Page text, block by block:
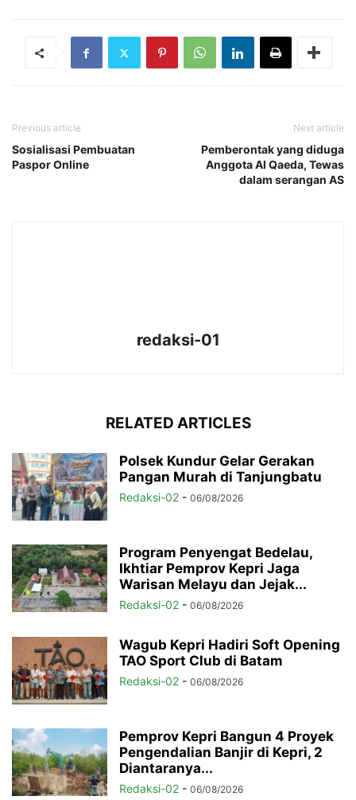
Previous article
Sosialisasi Pembuatan
Paspor Online
Next article
Pemberontak yang diduga
Anggota Al Qaeda, Tewas
dalam serangan AS
redaksi-01
RELATED ARTICLES
Polsek Kundur Gelar Gerakan
Pangan Murah di Tanjungbatu
Redaksi-02 - 06/08/2026
Program Penyengat Bedelau,
Ikhtiar Pemprov Kepri Jaga
Warisan Melayu dan Jejak...
Redaksi-02 - 06/08/2026
Wagub Kepri Hadiri Soft Opening
TAO Sport Club di Batam
Redaksi-02 - 06/08/2026
Pemprov Kepri Bangun 4 Proyek
Pengendalian Banjir di Kepri, 2
Diantaranya...
Redaksi-02 - 06/08/2026